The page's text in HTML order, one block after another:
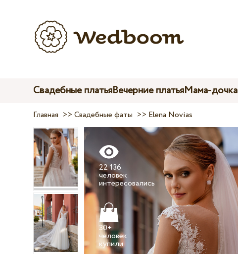
Свадебные платьяВечерние платьяМама-дочка
Главная >>Свадебные фаты >> Elena Novias
22 136
человек
30+
человек
купили